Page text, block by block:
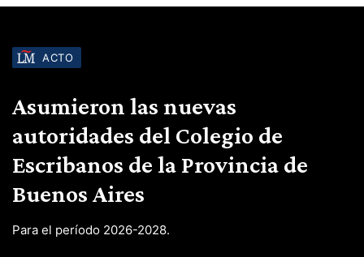
ACTO
Asumieron las nuevas
autoridades del Colegio de
Escribanos de la Provincia de
Buenos Aires
Para el período 2026-2028.